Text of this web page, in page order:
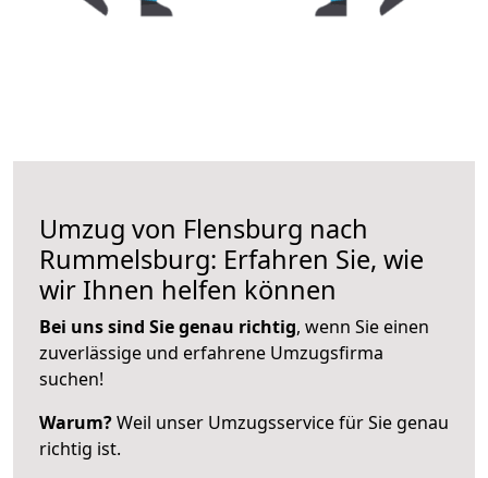
Umzug von Flensburg nach
Rummelsburg: Erfahren Sie, wie
wir Ihnen helfen können
Bei uns sind Sie genau richtig, wenn Sie einen
zuverlässige und erfahrene Umzugsfirma
suchen!
Warum?Weil unser Umzugsservice für Sie genau
richtig ist.